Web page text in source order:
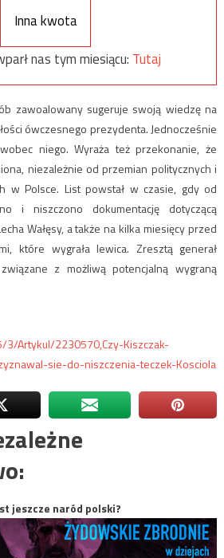
Inna kwota
nas tym miesiącu: Tutaj
zawoalowany sugeruje swoją wiedzę na
ówczesnego prezydenta. Jednocześnie
niego. Wyraża też przekonanie, że
niezależnie od przemian politycznych i
w Polsce. List powstał w czasie, gdy od
i niszczono dokumentację dotyczącą
Wałęsy, a także na kilka miesięcy przed
które wygrała lewica. Zresztą generał
z możliwą potencjalną wygraną
Artykul/2230570,Czy-Kiszczak-
sie-do-niszczenia-teczek-Kosciola
jeszcze naród polski?